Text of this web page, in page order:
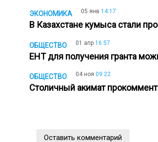
ЭКОНОМИКА 05 янв 14:17
В Казахстане кумыса стали
ОБЩЕСТВО 01 апр 16:57
ЕНТ для получения гранта
ОБЩЕСТВО 04 ноя 09:22
Столичный акимат
Оставить комментарий